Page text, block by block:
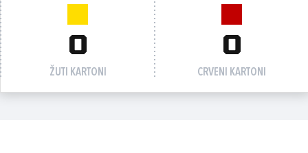
0
ŽUTI KARTONI
0
CRVENI KARTONI